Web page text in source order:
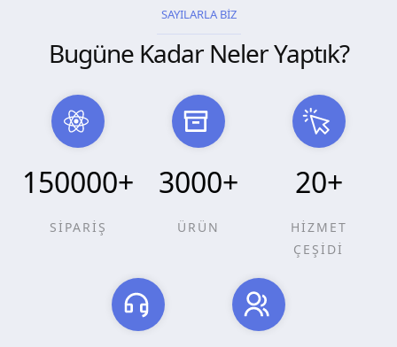
SAYILARLA BİZ
Bugüne Kadar Neler Yaptık?
150000+
SİPARİŞ
3000+
ÜRÜN
20+
HİZMET
ÇEŞİDİ